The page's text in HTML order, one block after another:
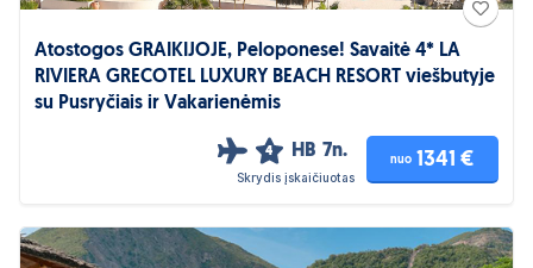
Atostogos GRAIKIJOJE, Peloponese! Savaitė 4* LA
RIVIERA GRECOTEL LUXURY BEACH RESORT viešbutyje
su Pusryčiais ir Vakarienėmis
4 HB 7n.
Skrydis įskaičiuotas
nuo 1341 €